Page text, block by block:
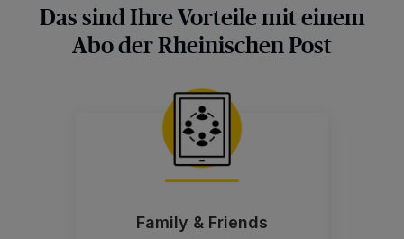
Das sind Ihre Vorteile mit einem
Abo der Rheinischen Post
Family & Friends